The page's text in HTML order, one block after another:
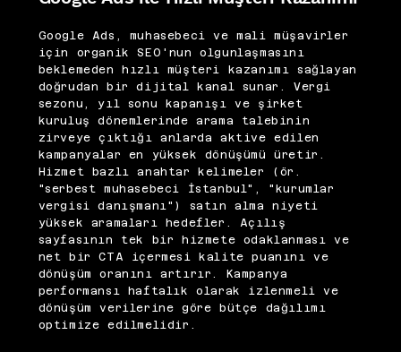
Google Ads, muhasebeci ve mali müşavirler
için organik SEO'nun olgunlaşmasını
beklemeden hızlı müşteri kazanımı sağlayan
doğrudan bir dijital kanal sunar. Vergi
sezonu, yıl sonu kapanışı ve şirket
kuruluş dönemlerinde arama talebinin
zirveye çıktığı anlarda aktive edilen
kampanyalar en yüksek dönüşümü üretir.
Hizmet bazlı anahtar kelimeler (ör.
"serbest muhasebeci İstanbul", "kurumlar
vergisi danışmanı") satın alma niyeti
yüksek aramaları hedefler. Açılış
sayfasının tek bir hizmete odaklanması ve
net bir CTA içermesi kalite puanını ve
dönüşüm oranını artırır. Kampanya
performansı haftalık olarak izlenmeli ve
dönüşüm verilerine göre bütçe dağılımı
optimize edilmelidir.